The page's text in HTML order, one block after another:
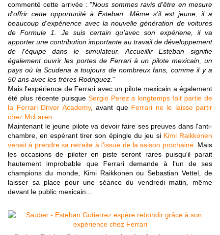
commenté cette arrivée : "Nous sommes ravis d'être en mesure
d'offrir cette opportunité à Esteban. Même s'il est jeune, il a
beaucoup d'expérience avec la nouvelle génération de voitures
de Formule 1. Je suis certain qu'avec son expériene, il va
apporter une contribution importante au travail de développement
de l'équipe dans le simulateur. Accueillir Esteban signifie
également ouvrir les portes de Ferrari à un pilote mexicain, un
pays où la Scuderia a toujours de nombreux fans, comme il y a
50 ans avec les frères Rodriguez. "
Mais l'expérience de Ferrari avec un pilote mexicain a également
été plus récente puisque Sergio Perez a longtemps fait partie de
la Ferrari Driver Academy, avant que Ferrari ne le laisse partir
chez McLaren
Maintenant le jeune pilote va devoir faire ses preuves dans l'anti-
chambre, en espérant tirer son épingle du jeu si Kimi Raikkonen
venait à prendre sa retraite à l'issue de la saison prochaine. Mais
les occasions de piloter en piste seront rares puisqu'il parait
hautement improbable que Ferrari demande à l'un de ses
champions du monde, Kimi Raikkonen ou Sebastian Vettel, de
laisser sa place pour une séance du vendredi matin, même
devant le public mexicain...